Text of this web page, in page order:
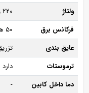
ولتاژ
220 ولت
فرکانس برق
50 هرتز
عایق بندی
ترموستات
دما داخل کابین
-